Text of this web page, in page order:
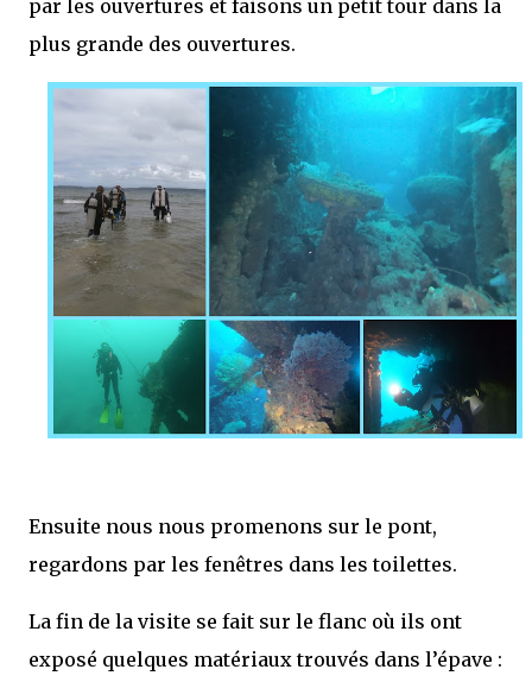
par les ouvertures et faisons un petit tour dans la
plus grande des ouvertures.
Ensuite nous nous promenons sur le pont,
regardons par les fenêtres dans les toilettes.
La fin de la visite se fait sur le flanc où ils ont
exposé quelques matériaux trouvés dans l’épave :